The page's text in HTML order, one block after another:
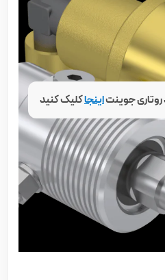
روتاری جوینتاینجاکلیک کنید